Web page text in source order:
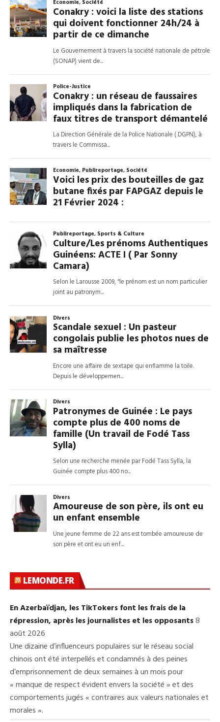
LEMONDE.FR
En Azerbaïdjan, les TikTokers font les frais de la
répression, après les journalistes et les opposants8
août 2026
Une dizaine d’influenceurs populaires sur le réseau social
chinois ont été interpellés et condamnés à des peines
d’emprisonnement de deux semaines à un mois pour
« manque de respect évident envers la société » et des
comportements jugés « contraires aux valeurs nationales et
morales ».